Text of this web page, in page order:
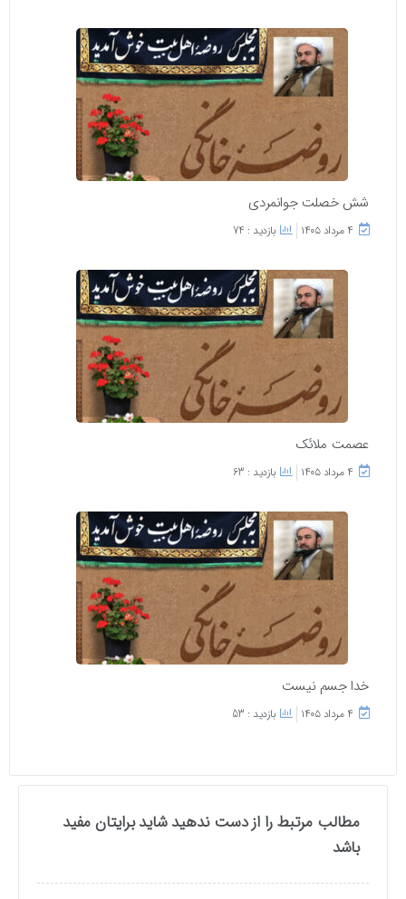
شش خصلت جوانمردی
۴ مرداد ۱۴۰۵ بازدید : 74
عصمت ملائک
۴ مرداد ۱۴۰۵ بازدید : 63
خدا جسم نیست
۴ مرداد ۱۴۰۵ بازدید : 53
مطالب مرتبط را از دست ندهید شاید برایتان مفید
باشد